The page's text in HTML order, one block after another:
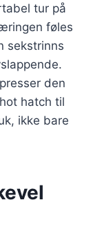
tur på
føles
sekstrinns
den
hatch til
ikke bare